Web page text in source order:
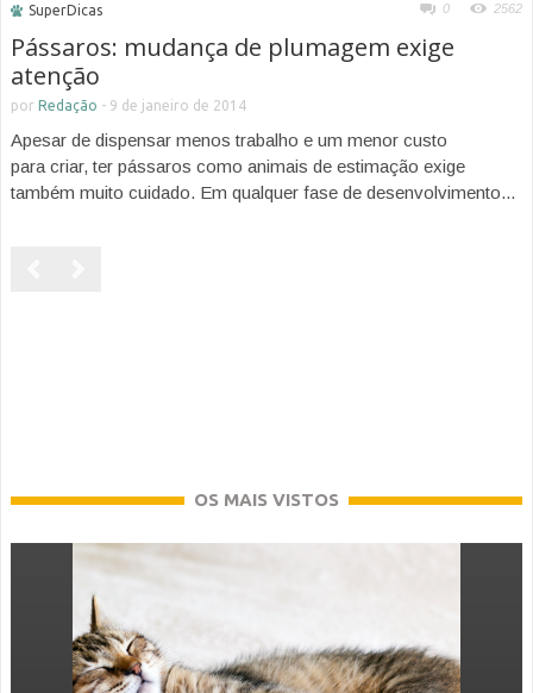
SuperDicas 0 2562
Pássaros: mudança de plumagem exige
atenção
por Redação - 9 de janeiro de 2014
Apesar de dispensar menos trabalho e um menor custo
para criar, ter pássaros como animais de estimação exige
também muito cuidado. Em qualquer fase de desenvolvimento...
OS MAIS VISTOS